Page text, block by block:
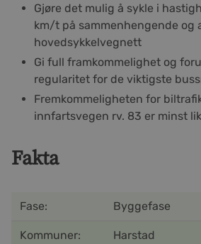
Gjøre det mulig å sykle i
km/t på sammenhengende og
hovedsykkelvegnett
Gi full framkommelighet og
regularitet for de viktigste
Fremkommeligheten for
innfartsvegen rv. 83 er minst
Fakta
Fase: Byggefase
Kommuner: Harstad